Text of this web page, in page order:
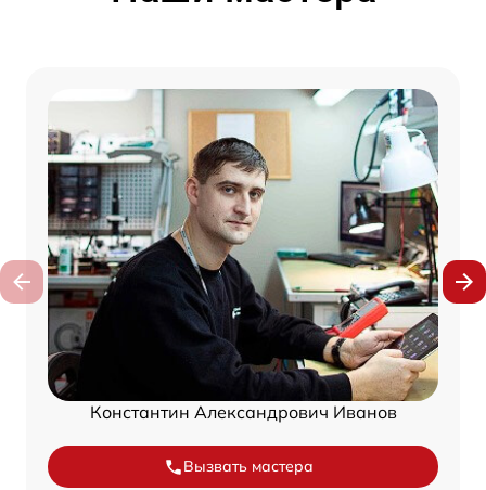
Константин Александрович Иванов
Вызвать мастера